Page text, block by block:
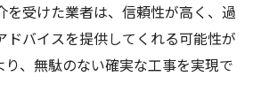
を受けた業者は、信頼性が高く、過
ドバイスを提供してくれる可能性が
り、無駄のない確実な工事を実現で